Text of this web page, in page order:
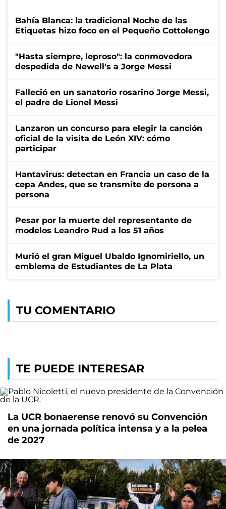
Bahía Blanca: la tradicional Noche de las
Etiquetas hizo foco en el Pequeño Cottolengo
"Hasta siempre, leproso": la conmovedora
despedida de Newell's a Jorge Messi
Falleció en un sanatorio rosarino Jorge Messi,
el padre de Lionel Messi
Lanzaron un concurso para elegir la canción
oficial de la visita de León XIV: cómo
participar
Hantavirus: detectan en Francia un caso de la
cepa Andes, que se transmite de persona a
persona
Pesar por la muerte del representante de
modelos Leandro Rud a los 51 años
Murió el gran Miguel Ubaldo Ignomiriello, un
emblema de Estudiantes de La Plata
TU COMENTARIO
TE PUEDE INTERESAR
La UCR bonaerense renovó su Convención
en una jornada política intensa y a la pelea
de 2027